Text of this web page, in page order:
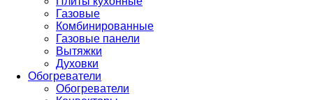
Газовые
Комбинированные
Газовые панели
Вытяжки
Духовки
Обогреватели
Обогреватели